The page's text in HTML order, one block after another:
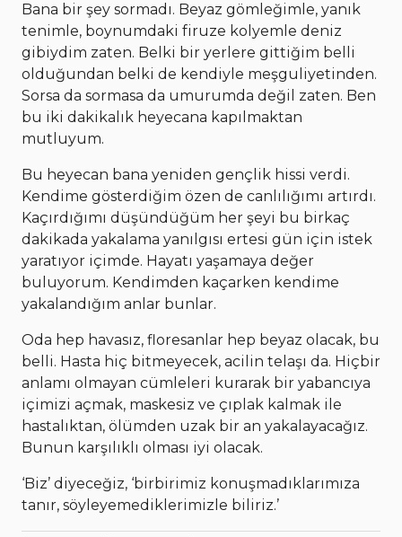
Bana bir şey sormadı. Beyaz gömleğimle, yanık
tenimle, boynumdaki firuze kolyemle deniz
gibiydim zaten. Belki bir yerlere gittiğim belli
olduğundan belki de kendiyle meşguliyetinden.
Sorsa da sormasa da umurumda değil zaten. Ben
bu iki dakikalık heyecana kapılmaktan
mutluyum.
Bu heyecan bana yeniden gençlik hissi verdi.
Kendime gösterdiğim özen de canlılığımı artırdı.
Kaçırdığımı düşündüğüm her şeyi bu birkaç
dakikada yakalama yanılgısı ertesi gün için istek
yaratıyor içimde. Hayatı yaşamaya değer
buluyorum. Kendimden kaçarken kendime
yakalandığım anlar bunlar.
Oda hep havasız, floresanlar hep beyaz olacak, bu
belli. Hasta hiç bitmeyecek, acilin telaşı da. Hiçbir
anlamı olmayan cümleleri kurarak bir yabancıya
içimizi açmak, maskesiz ve çıplak kalmak ile
hastalıktan, ölümden uzak bir an yakalayacağız.
Bunun karşılıklı olması iyi olacak.
‘Biz’ diyeceğiz, ‘birbirimiz konuşmadıklarımıza
tanır, söyleyemediklerimizle biliriz.’